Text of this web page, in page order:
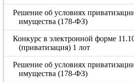
Решение об условиях
имущества (178-ФЗ)
Конкурс в электронной форме
(приватизация) 1 лот
Решение об условиях
имущества (178-ФЗ)